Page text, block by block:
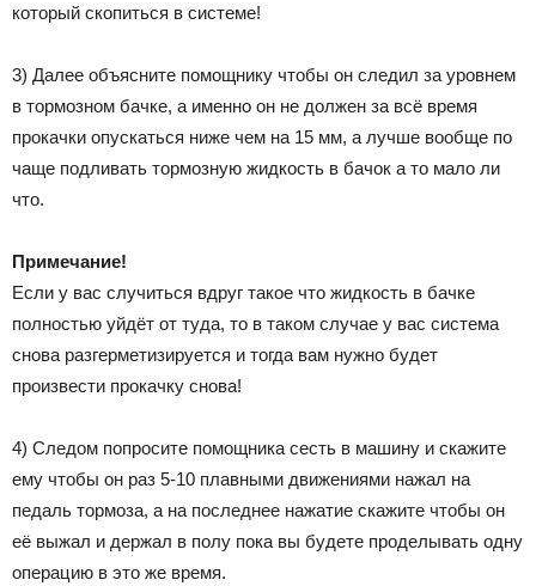
который скопиться в системе!
3) Далее объясните помощнику чтобы он следил за уровнем
в тормозном бачке, а именно он не должен за всё время
прокачки опускаться ниже чем на 15 мм, а лучше вообще по
чаще подливать тормозную жидкость в бачок а то мало ли
что.
Примечание!
Если у вас случиться вдруг такое что жидкость в бачке
полностью уйдёт от туда, то в таком случае у вас система
снова разгерметизируется и тогда вам нужно будет
произвести прокачку снова!
4) Следом попросите помощника сесть в машину и скажите
ему чтобы он раз 5-10 плавными движениями нажал на
педаль тормоза, а на последнее нажатие скажите чтобы он
её выжал и держал в полу пока вы будете проделывать одну
операцию в это же время.